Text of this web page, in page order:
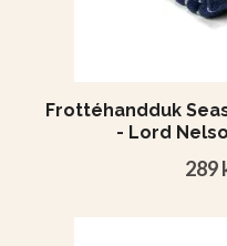
Frottéhandduk
- Lord
289